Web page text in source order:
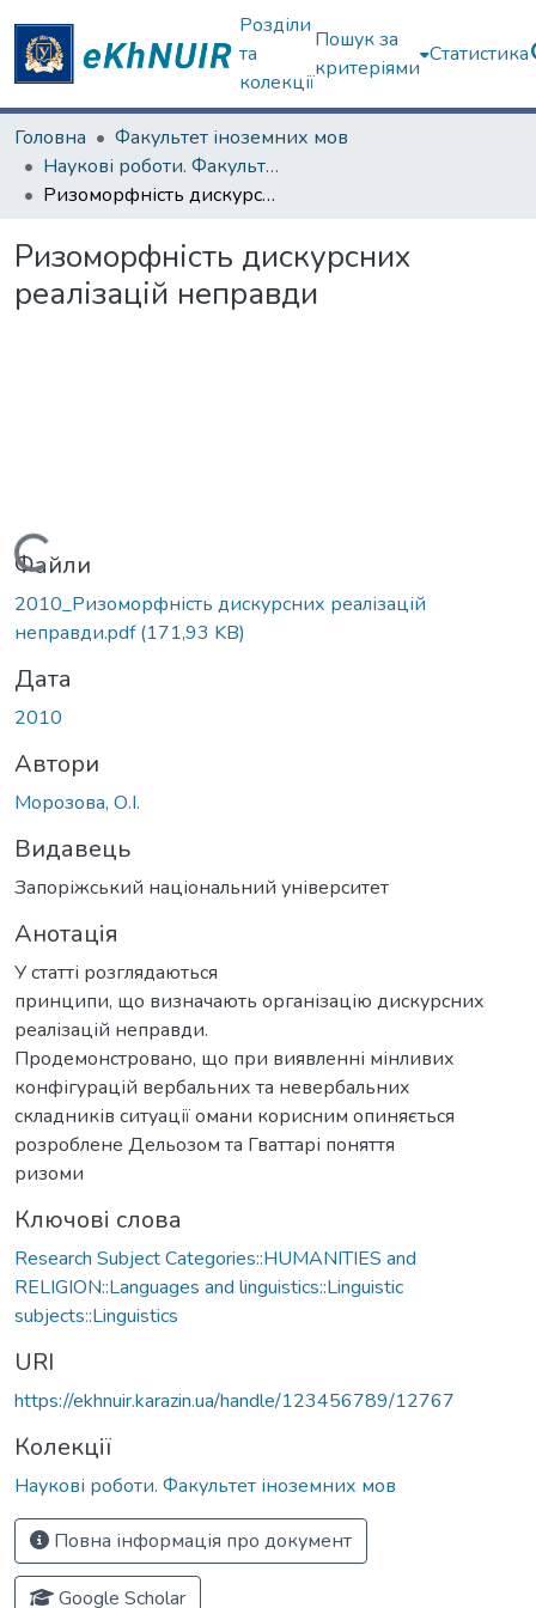
Розділи
та
колекції
Пошук за
критеріями
Статистика
Головна
Факультет іноземних мов
Наукові роботи. Факультет іноземних мов
Ризоморфність дискурсних реалізацій неправди
Ризоморфність дискурсних
реалізацій неправди
Вантажиться...
Файли
2010_Ризоморфність дискурсних реалізацій
неправди.pdf(171,93 KB)
Дата
2010
Автори
Морозова, О.І.
Видавець
Запоріжський національний університет
Анотація
У статті розглядаються
принципи, що визначають організацію дискурсних
реалізацій неправди.
Продемонстровано, що при виявленні мінливих
конфігурацій вербальних та невербальних
складників ситуації омани корисним опиняється
розроблене Дельозом та Гваттарі поняття
ризоми
Ключові слова
Research Subject Categories::HUMANITIES and
RELIGION::Languages and linguistics::Linguistic
subjects::Linguistics
URI
https://ekhnuir.karazin.ua/handle/123456789/12767
Колекції
Наукові роботи. Факультет іноземних мов
Повна інформація про документ
Google Scholar